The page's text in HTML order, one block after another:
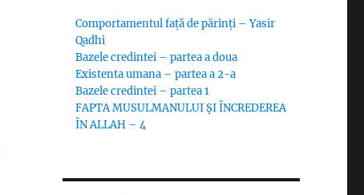
Comportamentul față de părinți – Yasir
Qadhi
Bazele credintei – partea a doua
Existenta umana – partea a 2-a
Bazele credintei – partea 1
FAPTA MUSULMANULUI ŞI ÎNCREDEREA
ÎN ALLAH – 4